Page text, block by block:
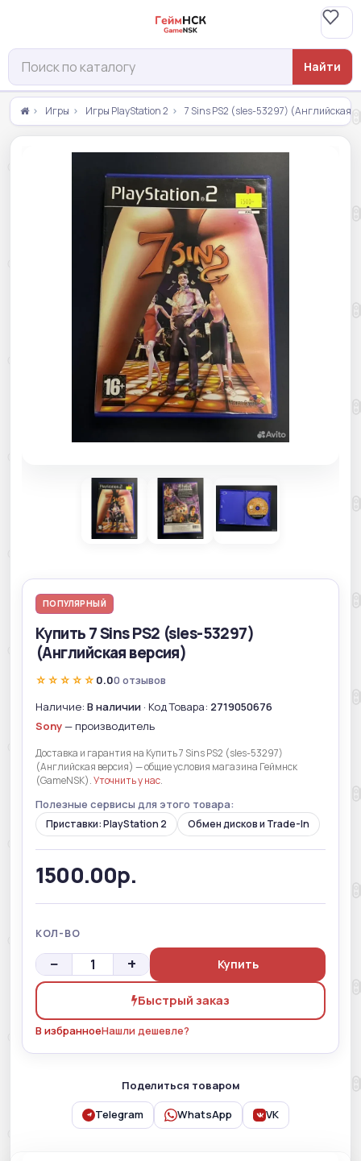
Найти
Игры Игры PlayStation 2 7 Sins PS2 (sles-53297) (Английская
ПОПУЛЯРНЫЙ
Купить 7 Sins PS2 (sles-53297)
(Английская версия)
☆☆☆☆☆ 0.00 отзывов
Наличие: В наличии · Код Товара: 2719050676
Sony— производитель
Доставка и гарантия на Купить 7 Sins PS2 (sles-53297)
(Английская версия) — общие условия магазина Геймнск
(GameNSK).Уточнить у нас.
Полезные сервисы для этого товара:
Приставки: PlayStation 2 Обмен дисков и Trade-In
1500.00р.
КОЛ-ВО
− + Купить
Быстрый заказ
В избранноеНашли дешевле?
Поделиться товаром
Telegram WhatsApp VK